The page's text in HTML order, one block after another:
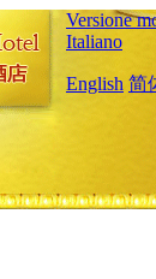
Versione
Italiano
English 简